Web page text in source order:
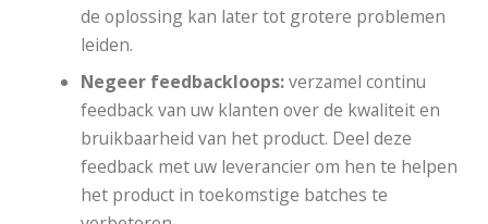
de oplossing kan later tot grotere problemen
leiden.
Negeer feedbackloops:verzamel continu
feedback van uw klanten over de kwaliteit en
bruikbaarheid van het product. Deel deze
feedback met uw leverancier om hen te helpen
het product in toekomstige batches te